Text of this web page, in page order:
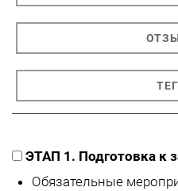
ЭТАП 1. Подготовка к
Обязательные